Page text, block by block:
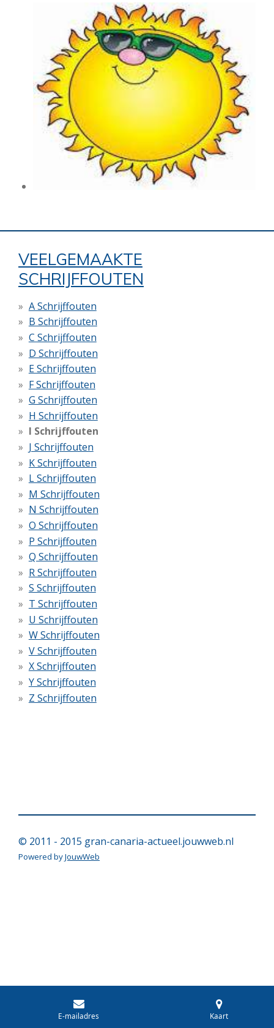
VEELGEMAAKTE
SCHRIJFFOUTEN
A Schrijffouten
B Schrijffouten
C Schrijffouten
D Schrijffouten
E Schrijffouten
F Schrijffouten
G Schrijffouten
H Schrijffouten
I Schrijffouten
J Schrijffouten
K Schrijffouten
L Schrijffouten
M Schrijffouten
N Schrijffouten
O Schrijffouten
P Schrijffouten
Q Schrijffouten
R Schrijffouten
S Schrijffouten
T Schrijffouten
U Schrijffouten
W Schrijffouten
V Schrijffouten
X Schrijffouten
Y Schrijffouten
Z Schrijffouten
© 2011 - 2015 gran-canaria-actueel.jouwweb.nl
Powered byJouwWeb
E-mailadres Kaart